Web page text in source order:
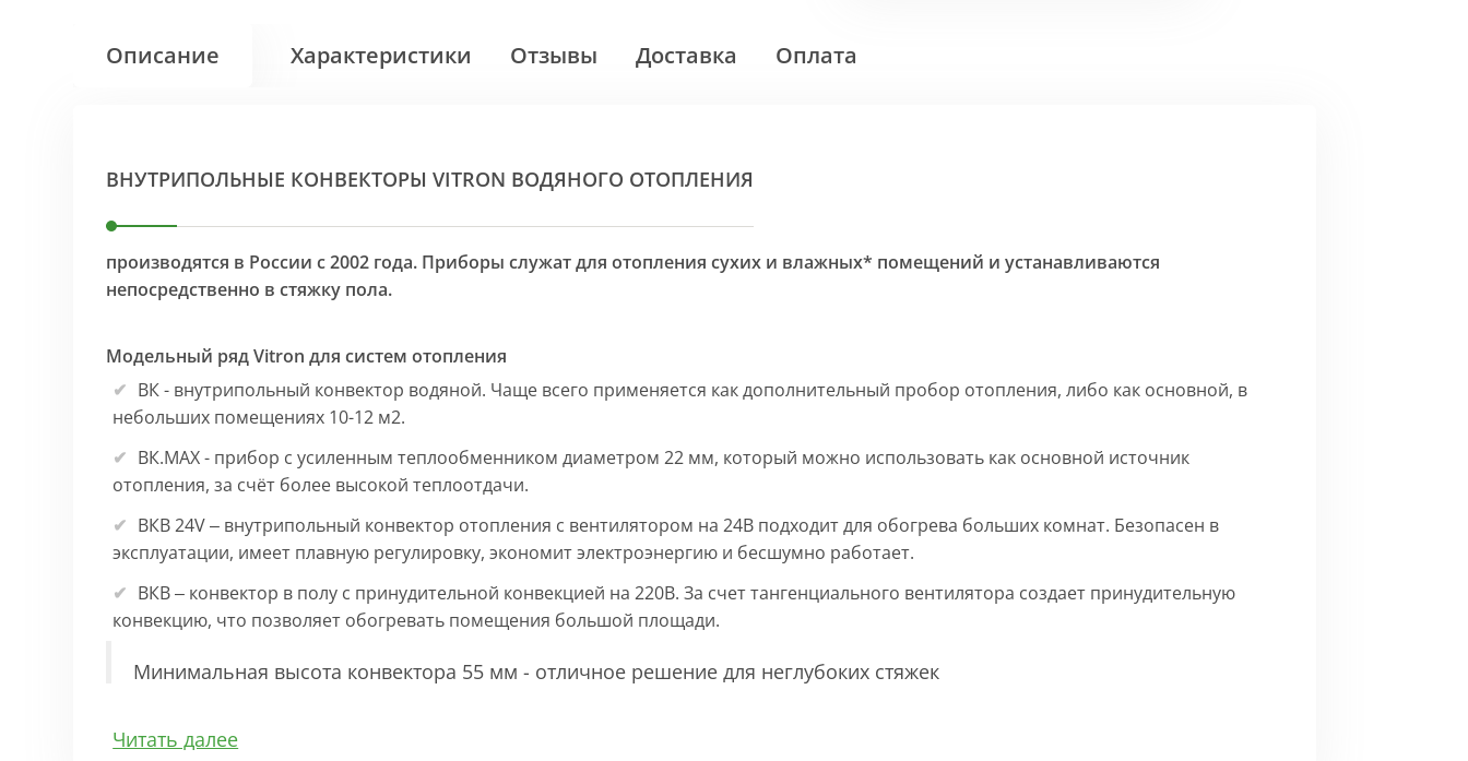
Описание Характеристики Отзывы Доставка Оплата
ВНУТРИПОЛЬНЫЕ КОНВЕКТОРЫ VITRON ВОДЯНОГО ОТОПЛЕНИЯ
производятся в России с 2002 года. Приборы служат для отопления сухих и влажных* помещений и устанавливаются
непосредственно в стяжку пола.
Модельный ряд Vitron для систем отопления
ВК - внутрипольный конвектор водяной. Чаще всего применяется как дополнительный пробор отопления, либо как основной, в
небольших помещениях 10-12 м2.
ВК.МАХ - прибор с усиленным теплообменником диаметром 22 мм, который можно использовать как основной источник
отопления, за счёт более высокой теплоотдачи.
ВКВ 24V – внутрипольный конвектор отопления с вентилятором на 24В подходит для обогрева больших комнат. Безопасен в
эксплуатации, имеет плавную регулировку, экономит электроэнергию и бесшумно работает.
ВКВ – конвектор в полу с принудительной конвекцией на 220В. За счет тангенциального вентилятора создает принудительную
конвекцию, что позволяет обогревать помещения большой площади.
Минимальная высота конвектора 55 мм - отличное решение для неглубоких стяжек
Особенности:
Читать далее